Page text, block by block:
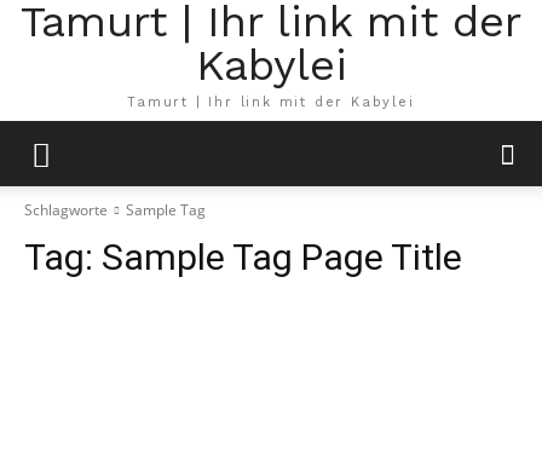
Tamurt | Ihr link mit der
Kabylei
Tamurt | Ihr link mit der Kabylei
Schlagworte Sample Tag
Tag: Sample Tag Page Title